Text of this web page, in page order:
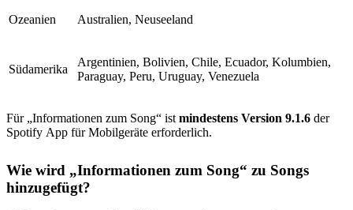
Ozeanien Australien, Neuseeland
Südamerika
Argentinien, Bolivien, Chile, Ecuador, Kolumbien,
Paraguay, Peru, Uruguay, Venezuela
Für „Informationen zum Song“ ist mindestens Version 9.1.6 der
Spotify App für Mobilgeräte erforderlich.
Wie wird „Informationen zum Song“ zu Songs
hinzugefügt?